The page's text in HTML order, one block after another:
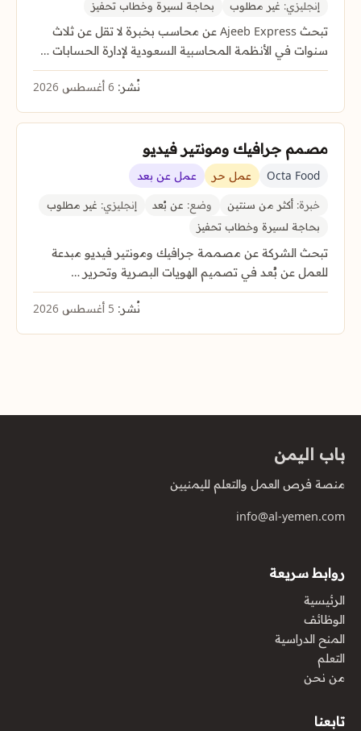
إنجليزي: غير مطلوب بحاجة لسيرة وخطاب تحفيز
تبحث Ajeeb Express عن محاسب بخبرة لا تقل عن ثلاث
سنوات في الأنظمة المحاسبية السعودية لإدارة الحسابات …
نُشر:
مصمم جرافيك ومونتير فيديو
Octa Food عمل حر عمل عن بعد
خبرة: أكثر من سنتين وضع: عن بُعد إنجليزي: غير مطلوب
بحاجة لسيرة وخطاب تحفيز
تبحث الشركة عن مصممة جرافيك ومونتير فيديو مبدعة
للعمل عن بُعد في تصميم الهويات البصرية وتحرير …
نُشر:
باب اليمن
منصة فرص العمل والتعلم لليمنيين
info@al-yemen.com
روابط سريعة
الرئيسية
الوظائف
المنح الدراسية
التعلم
من نحن
تابعنا